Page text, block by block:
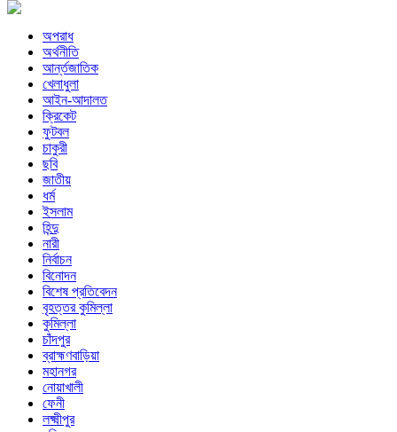
অপরাধ
অর্থনীতি
আর্ন্তজাতিক
খেলাধুলা
আইন-আদালত
ক্রিকেট
ফুটবল
চাকুরী
ছবি
জাতীয়
ধর্ম
ইসলাম
হিন্দু
নারী
নির্বাচন
বিনোদন
বিশেষ প্রতিবেদন
বৃহত্তর কুমিল্লা
কুমিল্লা
চাঁদপুর
ব্রাহ্মণবাড়িয়া
মহানগর
নোয়াখালী
ফেনী
লক্ষ্মীপুর